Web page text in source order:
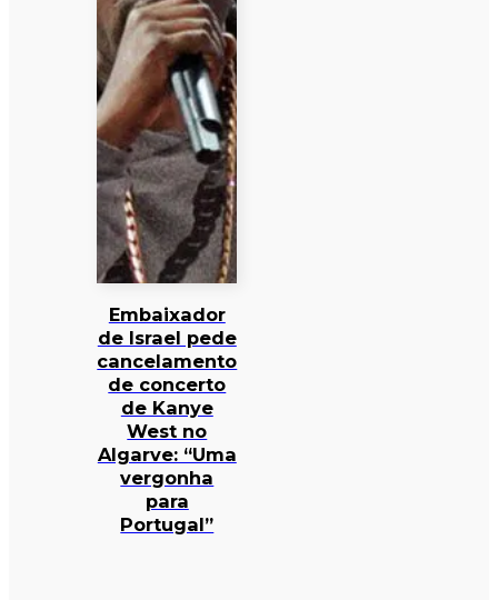
Embaixador
de Israel pede
cancelamento
de concerto
de Kanye
West no
Algarve: “Uma
vergonha
para
Portugal”